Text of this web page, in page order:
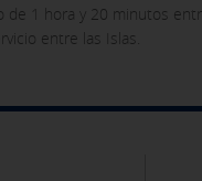
1 hora y 20 minutos
entre las Islas.